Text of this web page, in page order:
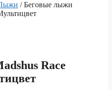
/ Беговые лыжи
Race